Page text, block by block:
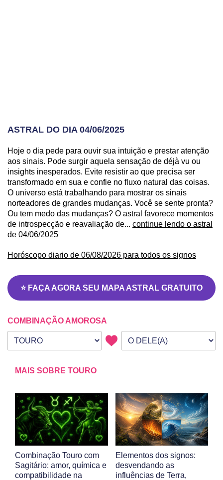
ASTRAL DO DIA 04/06/2025
Hoje o dia pede para ouvir sua intuição e prestar atenção
aos sinais. Pode surgir aquela sensação de déjà vu ou
insights inesperados. Evite resistir ao que precisa ser
transformado em sua e confie no fluxo natural das coisas.
O universo está trabalhando para mostrar os sinais
norteadores de grandes mudanças. Você se sente pronta?
Ou tem medo das mudanças? O astral favorece momentos
de introspecção e reavaliação de... continue lendo o astral
de 04/06/2025
Horóscopo diario de 06/08/2026 para todos os signos
⭐ FAÇA AGORA SEU MAPA ASTRAL GRATUITO
COMBINAÇÃO AMOROSA
Seu signo
Signo da outra pessoa
MAIS SOBRE TOURO
Combinação Touro com
Sagitário: amor, química e
compatibilidade na
Elementos dos signos:
desvendando as
influências de Terra,